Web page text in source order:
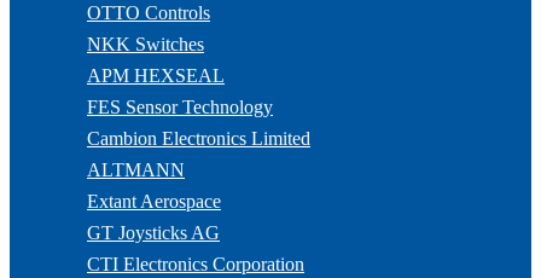
OTTO Controls
NKK Switches
APM HEXSEAL
FES Sensor Technology
Cambion Electronics Limited
ALTMANN
Extant Aerospace
GT Joysticks AG
CTI Electronics Corporation